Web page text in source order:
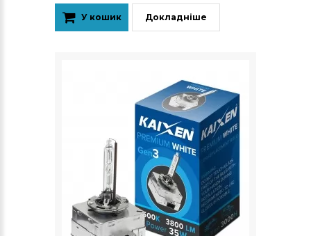
У кошик Докладніше